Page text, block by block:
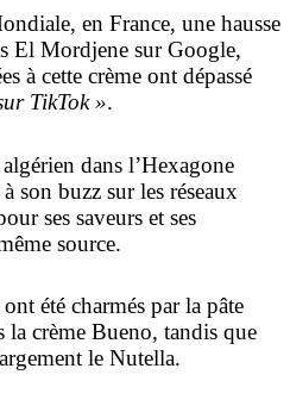
en France, une hausse
El Mordjene sur Google,
à cette crème ont dépassé
TikTok ».
dans l’Hexagone
son buzz sur les réseaux
ses saveurs et ses
source.
été charmés par la pâte
la crème Bueno, tandis que
le Nutella.